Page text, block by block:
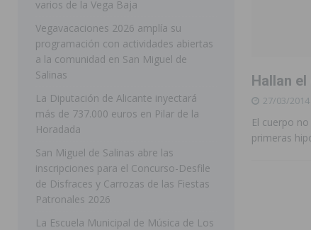
[ 05/08/2026 ]
Orihuela ultima diferentes
CEIP Virgen de la Puerta
ORIHUELA
[ 05/08/2026 ] Sanidad Orihuela llama a observar
los desplazamientos
ORIHUELA
Orihuela acogerá una sesión
ORIHUELA
[ 06/08/2026 ]
Redován presenta la programación
Hallan
27/03/2014
El cuerpo
primeras
varios de la Vega Baja
Vegavacaciones 2026 amplía su
programación con actividades abiertas
a la comunidad en San Miguel de
Salinas
La Diputación de Alicante inyectará
más de 737.000 euros en Pilar de la
Horadada
San Miguel de Salinas abre las
inscripciones para el Concurso-Desfile
de Disfraces y Carrozas de las Fiestas
Patronales 2026
La Escuela Municipal de Música de Los